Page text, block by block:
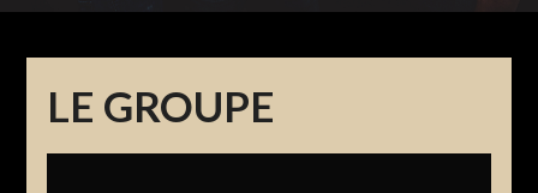
LE GROUPE